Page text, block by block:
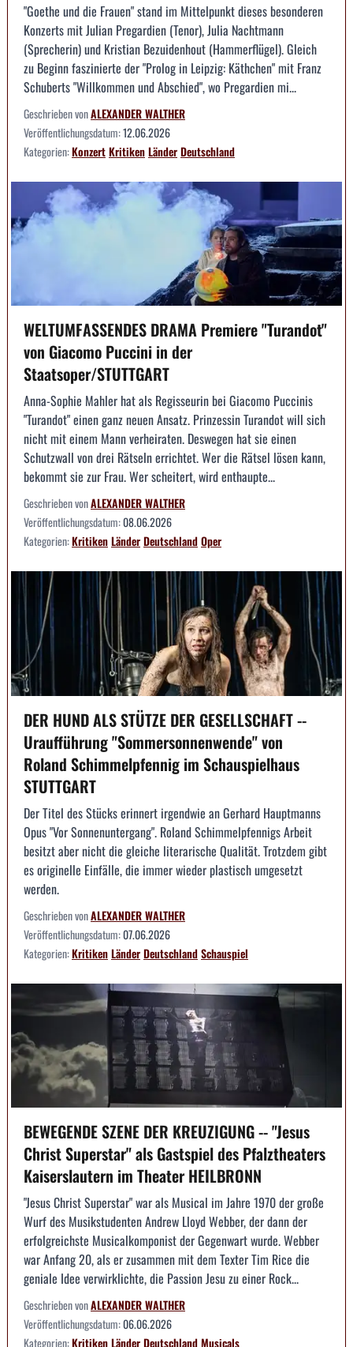
"Goethe und die Frauen" stand im Mittelpunkt dieses besonderen
Konzerts mit Julian Pregardien (Tenor), Julia Nachtmann
(Sprecherin) und Kristian Bezuidenhout (Hammerflügel). Gleich
zu Beginn faszinierte der "Prolog in Leipzig: Käthchen" mit Franz
Schuberts "Willkommen und Abschied", wo Pregardien mi...
Geschrieben vonALEXANDER WALTHER
Veröffentlichungsdatum:12.06.2026
Kategorien:KonzertKritikenLänderDeutschland
WELTUMFASSENDES DRAMA Premiere "Turandot"
von Giacomo Puccini in der
Staatsoper/STUTTGART
Anna-Sophie Mahler hat als Regisseurin bei Giacomo Puccinis
"Turandot" einen ganz neuen Ansatz. Prinzessin Turandot will sich
nicht mit einem Mann verheiraten. Deswegen hat sie einen
Schutzwall von drei Rätseln errichtet. Wer die Rätsel lösen kann,
bekommt sie zur Frau. Wer scheitert, wird enthaupte...
Geschrieben vonALEXANDER WALTHER
Veröffentlichungsdatum:08.06.2026
Kategorien:KritikenLänderDeutschlandOper
DER HUND ALS STÜTZE DER GESELLSCHAFT --
Uraufführung "Sommersonnenwende" von
Roland Schimmelpfennig im Schauspielhaus
STUTTGART
Der Titel des Stücks erinnert irgendwie an Gerhard Hauptmanns
Opus "Vor Sonnenuntergang". Roland Schimmelpfennigs Arbeit
besitzt aber nicht die gleiche literarische Qualität. Trotzdem gibt
es originelle Einfälle, die immer wieder plastisch umgesetzt
werden.
Geschrieben vonALEXANDER WALTHER
Veröffentlichungsdatum:07.06.2026
Kategorien:KritikenLänderDeutschlandSchauspiel
BEWEGENDE SZENE DER KREUZIGUNG -- "Jesus
Christ Superstar" als Gastspiel des Pfalztheaters
Kaiserslautern im Theater HEILBRONN
"Jesus Christ Superstar" war als Musical im Jahre 1970 der große
Wurf des Musikstudenten Andrew Lloyd Webber, der dann der
erfolgreichste Musicalkomponist der Gegenwart wurde. Webber
war Anfang 20, als er zusammen mit dem Texter Tim Rice die
geniale Idee verwirklichte, die Passion Jesu zu einer Rock...
Geschrieben vonALEXANDER WALTHER
Veröffentlichungsdatum:06.06.2026
Kategorien:KritikenLänderDeutschlandMusicals